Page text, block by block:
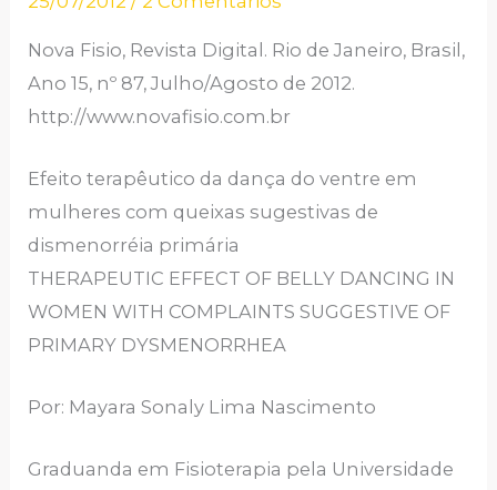
Nova Fisio, Revista Digital. Rio de Janeiro, Brasil,
Ano 15, nº 87, Julho/Agosto de 2012.
http://www.novafisio.com.br
Efeito terapêutico da dança do ventre em
mulheres com queixas sugestivas de
dismenorréia primária
THERAPEUTIC EFFECT OF BELLY DANCING IN
WOMEN WITH COMPLAINTS SUGGESTIVE OF
PRIMARY DYSMENORRHEA
Por: Mayara Sonaly Lima Nascimento
Graduanda em Fisioterapia pela Universidade